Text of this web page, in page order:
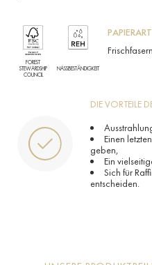
FOREST
STEWARDSHIP
COUNCIL
NASSBESTÄNDIGKEIT
PAPIERART
Frischfasern
DIE VORTEILE
Einen
geben,
Ein
Sich für
entscheiden.